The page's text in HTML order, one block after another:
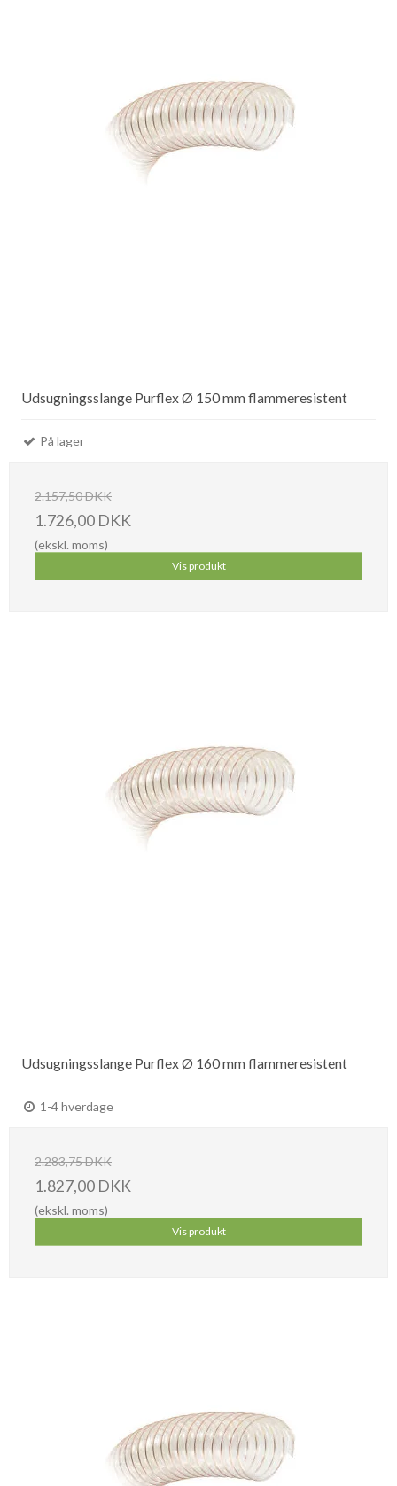
Udsugningsslange Purflex Ø 150 mm flammeresistent
På lager
2.157,50 DKK
1.726,00 DKK
(ekskl. moms)
Vis produkt
Udsugningsslange Purflex Ø 160 mm flammeresistent
1-4 hverdage
2.283,75 DKK
1.827,00 DKK
(ekskl. moms)
Vis produkt